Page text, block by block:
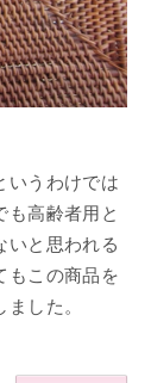
いうわけでは
も高齢者用と
いと思われる
もこの商品を
した。